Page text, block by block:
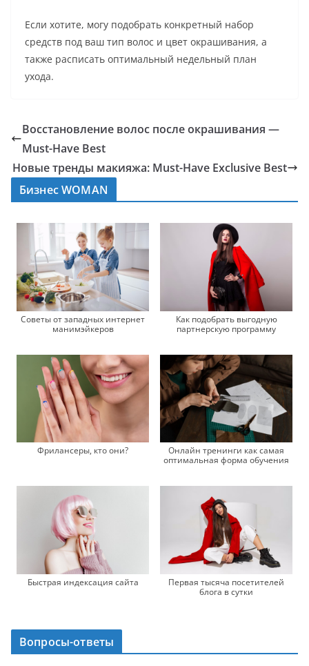
Если хотите, могу подобрать конкретный набор
средств под ваш тип волос и цвет окрашивания, а
также расписать оптимальный недельный план
ухода.
Восстановление волос после окрашивания —
Must-Have Best
Новые тренды макияжа: Must-Have Exclusive Best
Бизнес WOMAN
Советы от западных интернет
манимэйкеров
Как подобрать выгодную
партнерскую программу
Фрилансеры, кто они?
Онлайн тренинги как самая
оптимальная форма обучения
Быстрая индексация сайта
Первая тысяча посетителей
блога в сутки
Вопросы-ответы